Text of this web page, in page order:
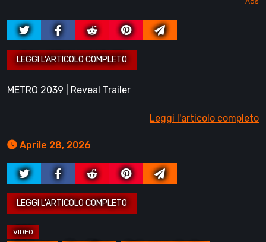
METRO 2039 | Reveal Trailer
Leggi l'articolo completo
Aprile 28, 2026